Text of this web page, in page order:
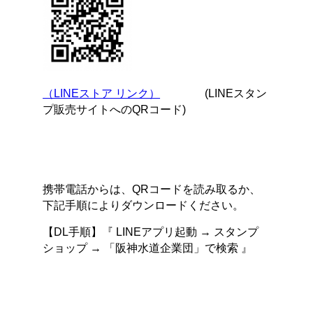
（LINEストア リンク）
(LINEスタン
プ販売サイトへのQRコード)
携帯電話からは、QRコードを読み取るか、
下記手順によりダウンロードください。
【DL手順】『 LINEアプリ起動 → スタンプ
ショップ → 「阪神水道企業団」で検索 』